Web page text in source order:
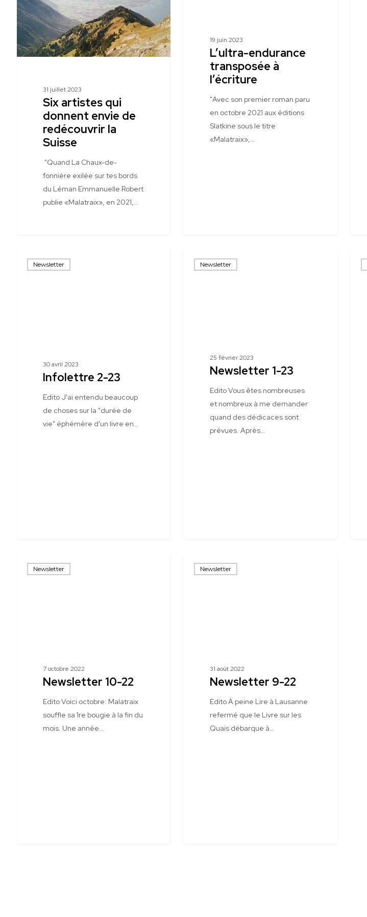
envie
de
redécouvrir
la
Suisse
31 juillet 2023
Six artistes qui
donnent envie de
redécouvrir la
Suisse
"Quand La Chaux-de-
fonnière exilée sur tes bords
du Léman Emmanuelle Robert
publie «Malatraix», en 2021,…
19 juin 2023
L’ultra-endurance
transposée à
l’écriture
"Avec son premier roman paru
en octobre 2021 aux éditions
Slatkine sous le titre
«Malatraix»,…
Newsletter
30 avril 2023
Infolettre 2-23
Edito J'ai entendu beaucoup
de choses sur la "durée de
vie" éphémère d'un livre en…
Newsletter
25 février 2023
Newsletter 1-23
Edito Vous êtes nombreuses
et nombreux à me demander
quand des dédicaces sont
prévues. Après…
Newsletter
7 octobre 2022
Newsletter 10-22
Edito Voici octobre: Malatraix
souffle sa 1re bougie à la fin du
mois. Une année…
Newsletter
31 août 2022
Newsletter 9-22
Edito À peine Lire à Lausanne
refermé que le Livre sur les
Quais débarque à…